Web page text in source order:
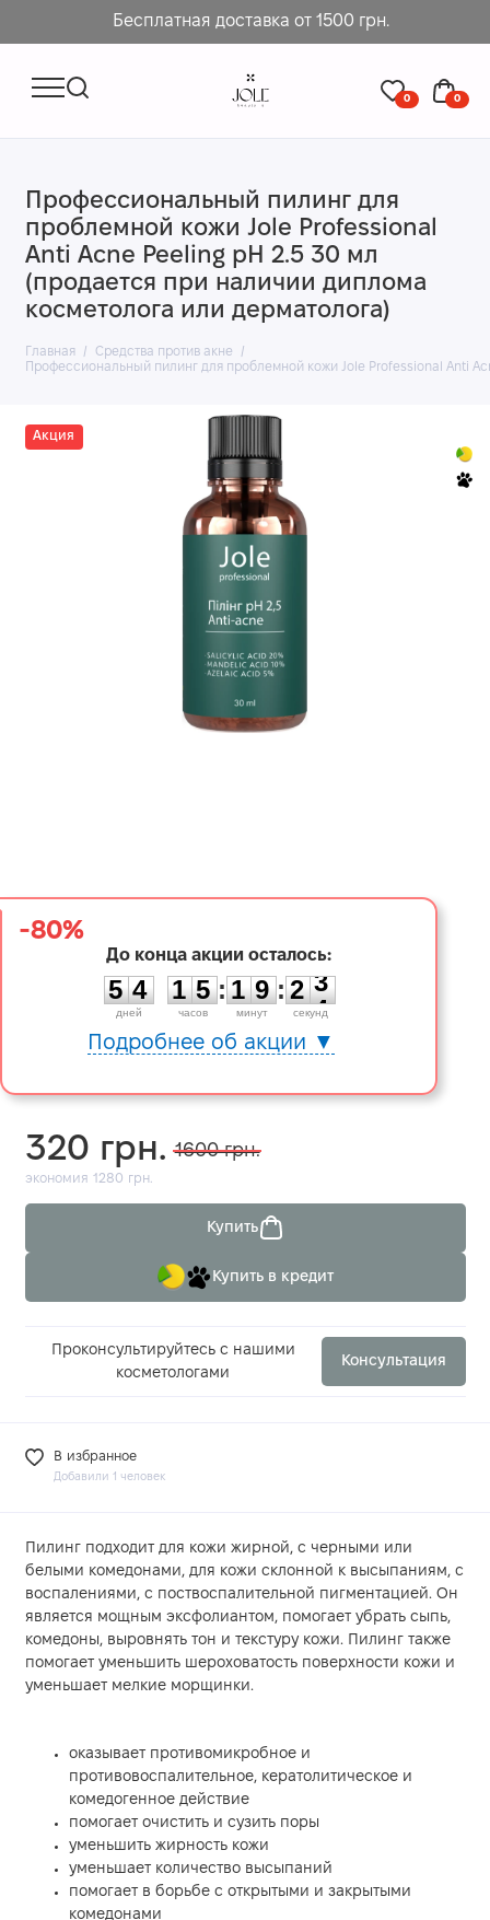
Бесплатная доставка от 1500 грн.
0 0
Профессиональный пилинг для
проблемной кожи Jole Professional
Anti Acne Peeling рН 2.5 30 мл
(продается при наличии диплома
косметолога или дерматолога)
Главная
Средства против акне
Профессиональный пилинг для проблемной кожи Jole Professional Anti
Акция
В избранное
Добавили 1 человек
-80%
До конца акции осталось:
5
5
4
4
дней
1
1
5
5
часов
:
1
1
9
9
минут
:
2
2
3
3
секунд
Подробнее об акции ▼
Пилинг подходит для кожи жирной, с черными или
белыми комедонами, для кожи склонной к высыпаниям, с
воспалениями, с поствоспалительной пигментацией. Он
является мощным эксфолиантом, помогает убрать сыпь,
комедоны, выровнять тон и текстуру кожи. Пилинг также
помогает уменьшить шероховатость поверхности кожи и
уменьшает мелкие морщинки.
оказывает противомикробное и
противовоспалительное, кератолитическое и
комедогенное действие
помогает очистить и сузить поры
уменьшить жирность кожи
уменьшает количество высыпаний
помогает в борьбе с открытыми и закрытыми
комедонами
320 грн. 1600 грн.
экономия 1280 грн.
Купить
Купить в кредит
Проконсультируйтесь с нашими
косметологами
Консультация